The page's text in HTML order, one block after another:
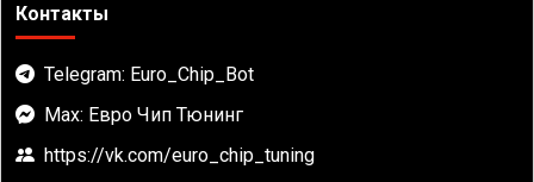
Контакты
Telegram: Euro_Chip_Bot
Max: Евро Чип Тюнинг
https://vk.com/euro_chip_tuning